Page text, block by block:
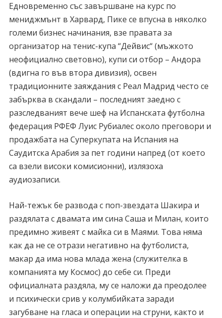
Едновременно със завършване на курс по
мениджмънт в Харвард, Пике се впусна в няколко
големи бизнес начинания, взе правата за
организатор на тенис-купа “Дейвис“ (мъжкото
неофициално световно), купи си отбор – Андора
(вдигна го във втора дивизия), освен
традиционните заяждания с Реал Мадрид често се
забърква в скандали – последният заедно с
разследваният вече шеф на Испанската футболна
федерация РФЕФ Луис Рубиалес около преговори и
продажбата на Суперкупата на Испания на
Саудитска Арабия за пет години напред (от което
са взели високи комисионни), излязоха
аудиозаписи.
Най-тежък бе развода с поп-звездата Шакира и
раздялата с двамата им сина Саша и Милан, които
предимно живеят с майка си в Маями. Това няма
как да не се отрази негативно на футболиста,
макар да има нова млада жена (служителка в
компанията му Космос) до себе си. Преди
официалната раздяла, му се наложи да преодолее
и психически срив у колумбийката заради
загубване на гласа и операции на струни, както и